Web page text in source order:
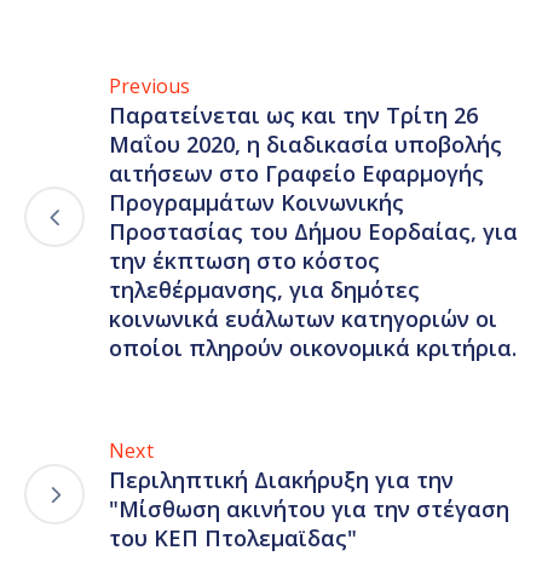
Previous
Παρατείνεται ως και την Τρίτη 26
Μαΐου 2020, η διαδικασία υποβολής
αιτήσεων στο Γραφείο Εφαρμογής
Προγραμμάτων Κοινωνικής
Προστασίας του Δήμου Εορδαίας, για
την έκπτωση στο κόστος
τηλεθέρμανσης, για δημότες
κοινωνικά ευάλωτων κατηγοριών οι
οποίοι πληρούν οικονομικά κριτήρια.
Next
Περιληπτική Διακήρυξη για την
"Μίσθωση ακινήτου για την στέγαση
του ΚΕΠ Πτολεμαϊδας"